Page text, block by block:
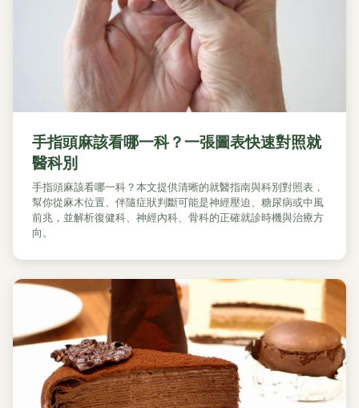
手指頭麻該看哪一科？一張圖表快速對照就
醫科別
手指頭麻該看哪一科？本文提供清晰的就醫指南與科別對照表，
幫你從麻木位置、伴隨症狀判斷可能是神經壓迫、糖尿病或中風
前兆，並解析復健科、神經內科、骨科的正確就診時機與治療方
向。